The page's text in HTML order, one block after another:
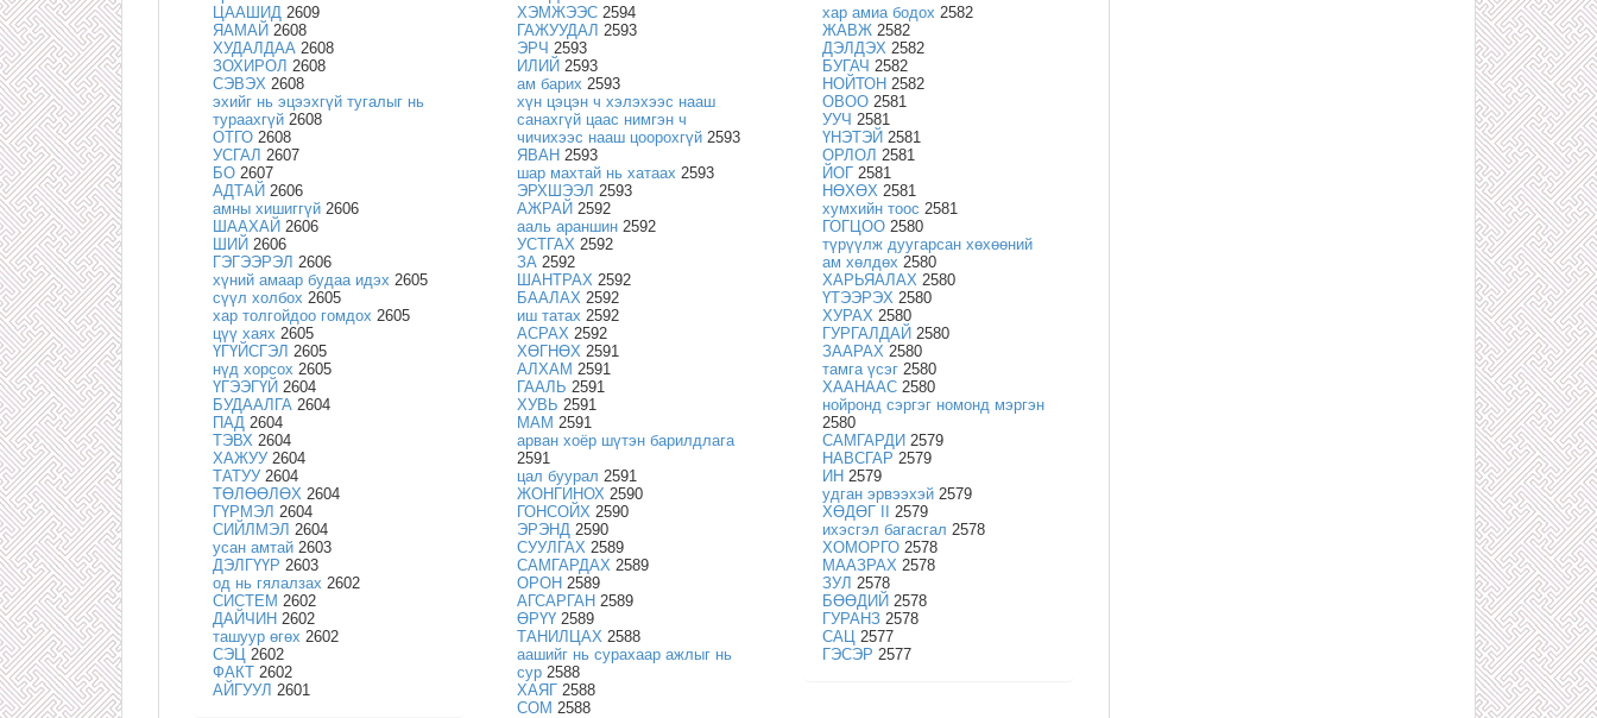
ЦААШИД 2609
ЯАМАЙ 2608
ХУДАЛДАА 2608
ЗОХИРОЛ 2608
СЭВЭХ 2608
эхийг нь эцээхгүй тугалыг нь
тураахгүй 2608
ОТГО 2608
УСГАЛ 2607
БО 2607
АДТАЙ 2606
амны хишиггүй 2606
ШААХАЙ 2606
ШИЙ 2606
ГЭГЭЭРЭЛ 2606
хүний амаар будаа идэх 2605
сүүл холбох 2605
хар толгойдоо гомдох 2605
цүү хаях 2605
ҮГҮЙСГЭЛ 2605
нүд хорсох 2605
ҮГЭЭГҮЙ 2604
БУДААЛГА 2604
ПАД 2604
ТЭВХ 2604
ХАЖУУ 2604
ТАТУУ 2604
ТӨЛӨӨЛӨХ 2604
ГҮРМЭЛ 2604
СИЙЛМЭЛ 2604
усан амтай 2603
ДЭЛГҮҮР 2603
од нь гялалзах 2602
СИСТЕМ 2602
ДАЙЧИН 2602
ташуур өгөх 2602
СЭЦ 2602
ФАКТ 2602
АЙГУУЛ 2601
ХЭМЖЭЭС 2594
ГАЖУУДАЛ 2593
ЭРЧ 2593
ИЛИЙ 2593
ам барих 2593
хүн цэцэн ч хэлэхээс нааш
санахгүй цаас нимгэн ч
чичихээс нааш цоорохгүй 2593
ЯВАН 2593
шар махтай нь хатаах 2593
ЭРХШЭЭЛ 2593
АЖРАЙ 2592
ааль араншин 2592
УСТГАХ 2592
ЗА 2592
ШАНТРАХ 2592
БААЛАХ 2592
иш татах 2592
АСРАХ 2592
ХӨГНӨХ 2591
АЛХАМ 2591
ГААЛЬ 2591
ХУВЬ 2591
МАМ 2591
арван хоёр шүтэн барилдлага
2591
цал буурал 2591
ЖОНГИНОХ 2590
ГОНСОЙХ 2590
ЭРЭНД 2590
СУУЛГАХ 2589
САМГАРДАХ 2589
ОРОН 2589
АГСАРГАН 2589
ӨРҮҮ 2589
ТАНИЛЦАХ 2588
аашийг нь сурахаар ажлыг нь
сур 2588
ХАЯГ 2588
СОМ 2588
хар амиа бодох 2582
ЖАВЖ2582
ДЭЛДЭХ 2582
БУГАЧ 2582
НОЙТОН 2582
ОВОО2581
УУЧ 2581
ҮНЭТЭЙ 2581
ОРЛОЛ 2581
ЙОГ2581
НӨХӨХ 2581
хумхийн тоос 2581
ГОГЦОО2580
түрүүлж дуугарсан хөхөөний
ам хөлдөх 2580
ХАРЬЯАЛАХ 2580
ҮТЭЭРЭХ 2580
ХУРАХ 2580
ГУРГАЛДАЙ 2580
ЗААРАХ 2580
тамга үсэг2580
ХААНААС2580
нойронд сэргэг номонд мэргэн
2580
САМГАРДИ 2579
НАВСГАР 2579
ИН 2579
удган эрвээхэй2579
ХӨДӨГ II
2579
ихэсгэл багасгал 2578
ХОМОРГО2578
МААЗРАХ 2578
ЗУЛ 2578
БӨӨДИЙ 2578
ГУРАНЗ2578
САЦ2577
ГЭСЭР 2577